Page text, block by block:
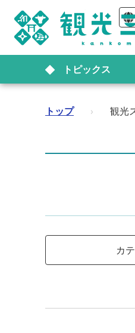
トピックス
トップ › 観光
カ